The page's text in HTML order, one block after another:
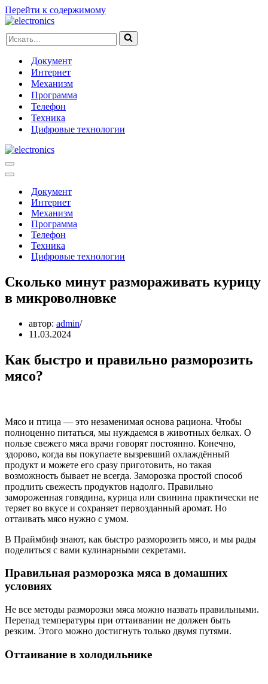
Перейти к содержимому
Искать...
Документ
Интернет
Механизм
Программа
Телефон
Техника
Цифровые технологии
Меню
навигации
Меню
навигацииДокумент
Интернет
Механизм
Программа
Телефон
Техника
Цифровые технологии
Сколько минут размораживать курицу
в микроволновке
автор: admin
11.03.2024
Как быстро и правильно разморозить
мясо?
Мясо и птица — это незаменимая основа рациона. Чтобы
полноценно питаться, мы нуждаемся в животных белках. О
пользе свежего мяса врачи говорят постоянно. Конечно,
здорово, когда вы покупаете вызревший охлаждённый
продукт и можете его сразу приготовить, но такая
возможность бывает не всегда. Заморозка простой способ
продлить свежесть продуктов надолго. Правильно
замороженная говядина, курица или свинина практически не
теряет во вкусе и сохраняет первозданный аромат. Но
оттаивать мясо нужно с умом.
В Праймбиф знают, как быстро разморозить мясо, и мы рады
поделиться с вами кулинарными секретами.
Правильная разморозка мяса в домашних
условиях
Не все методы разморозки мяса можно назвать правильными.
Перепад температуры при оттаивании не должен быть
резким. Этого можно достигнуть только двумя путями.
Оттаивание в холодильнике